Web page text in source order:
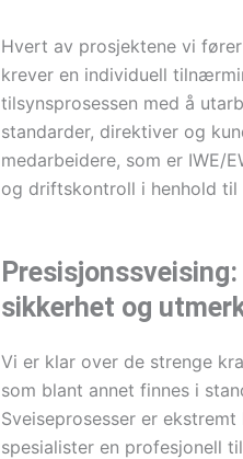
Hvert av prosjektene vi
krever en individuell
tilsynsprosessen med å
standarder, direktiver og
medarbeidere, som er IWE/
og driftskontroll i henhold til
Presisjonssveising:
sikkerhet og
Vi er klar over de strenge
som blant annet finnes i
Sveiseprosesser er
spesialister en profesjonell